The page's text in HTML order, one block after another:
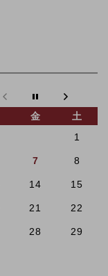
金
土
1
7 8
14 15
21 22
28 29